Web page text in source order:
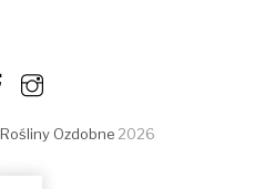
Ozdobne2026